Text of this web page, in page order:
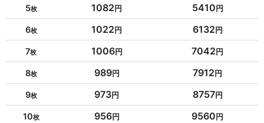
5 1082 5410
6 1022 6132
7 1006 7042
8 989 7912
9 973 8757
10 956 9560